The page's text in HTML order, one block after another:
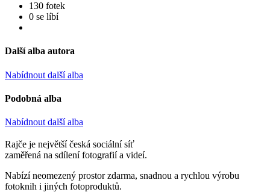
130 fotek
0 se líbí
Další alba autora
Nabídnout další alba
Podobná alba
Nabídnout další alba
Rajče je největší česká sociální síť
zaměřená na sdílení fotografií a videí.
Nabízí neomezený prostor zdarma, snadnou a rychlou výrobu
fotoknih i jiných fotoproduktů.